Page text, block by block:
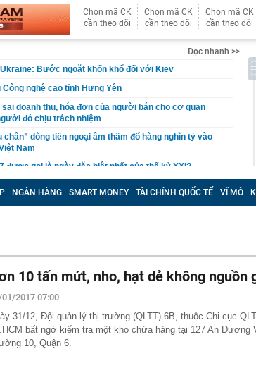
Chọn mã CK
cần theo dõi
Chọn mã CK
cần theo dõi
Chọn mã CK
cần theo dõi
Đọc nhanh >>
Bước ngoặt khốn khổ đối với Kiev
Công nghệ cao tỉnh Hưng Yên
sai doanh thu, hóa đơn của người bán cho cơ quan
đó chịu trách nhiệm
chân” dòng tiền ngoại âm thầm đổ hàng nghìn tỷ vào
Nam
được gọi là ngày đặc biệt nhất của thế kỷ XXI?
tra xấp tiền mặt 20.000.000 đồng nằm chỏng chơ trên
ông SN 1984 phải làm việc với cơ quan chức năng
vàng miếng ngày 8/8 tại SJC, Bảo Tín Minh Châu, Bảo
Phú Quý
ngờ bị đe dọa trước một đối thủ mới: Giá rẻ hơn hẳn,
chốt đơn
miền Tây: Rộng thênh thang không thấy điểm dừng,
nào cũng quá wow
bẩy mở rộng không gian phát triển phía Bắc Thủ đô
Bắc: Trải qua cuộc "Cuộc đại phẫu" không gây mê,
nỗ lực từng ngày để "sòng phẳng" với niềm tin của
NGÂN HÀNG SMART MONEY TÀI CHÍNH QUỐC TẾ VĨ MÔ
10 tấn mứt, nho, hạt dẻ không nguồn
2017 07:00
31/12, Đội quản lý thị trường (QLTT) 6B, thuộc Chi cục
bất ngờ kiểm tra một kho chứa hàng tại 127 An Dương
10, Quận 6.